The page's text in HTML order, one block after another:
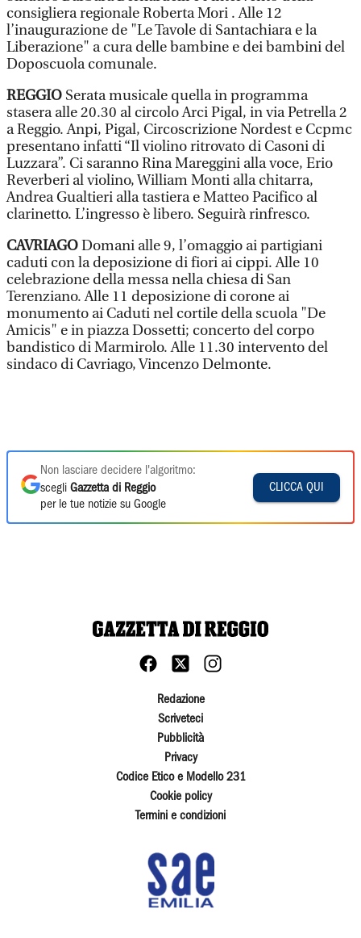
consigliera regionale Roberta Mori . Alle 12
l’inaugurazione de "Le Tavole di Santachiara e la
Liberazione" a cura delle bambine e dei bambini del
Doposcuola comunale.
REGGIO Serata musicale quella in programma
stasera alle 20.30 al circolo Arci Pigal, in via Petrella 2
a Reggio. Anpi, Pigal, Circoscrizione Nordest e Ccpmc
presentano infatti “Il violino ritrovato di Casoni di
Luzzara”. Ci saranno Rina Mareggini alla voce, Erio
Reverberi al violino, William Monti alla chitarra,
Andrea Gualtieri alla tastiera e Matteo Pacifico al
clarinetto. L’ingresso è libero. Seguirà rinfresco.
CAVRIAGODomani alle 9, l’omaggio ai partigiani
caduti con la deposizione di fiori ai cippi. Alle 10
celebrazione della messa nella chiesa di San
Terenziano. Alle 11 deposizione di corone ai
monumento ai Caduti nel cortile della scuola "De
Amicis" e in piazza Dossetti; concerto del corpo
bandistico di Marmirolo. Alle 11.30 intervento del
sindaco di Cavriago, Vincenzo Delmonte.
Non lasciare decidere l'algoritmo:
scegli Gazzetta di Reggio
per le tue notizie su Google
CLICCA QUI
Redazione
Scriveteci
Pubblicità
Privacy
Codice Etico e Modello 231
Cookie policy
Termini e condizioni